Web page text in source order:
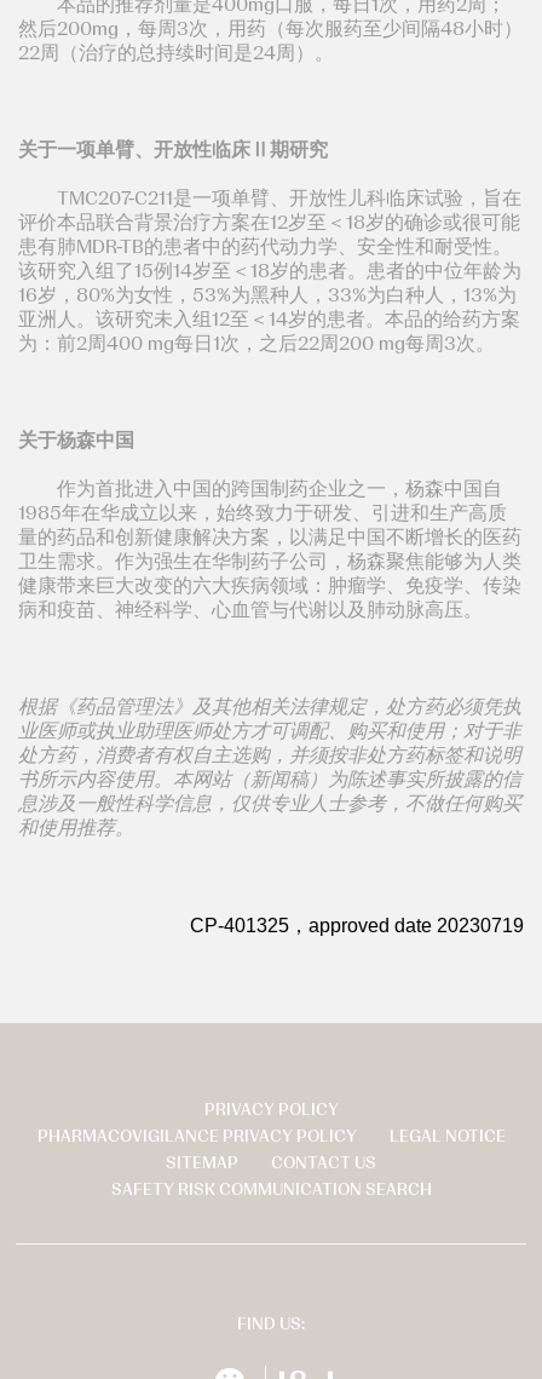
然后200mg，每周3次，用药（每次服药至少间隔48小时）
22周（治疗的总持续时间是24周）。
关于一项单臂、开放性临床Ⅱ期研究
TMC207-C211是一项单臂、开放性儿科临床试验，旨在
评价本品联合背景治疗方案在12岁至＜18岁的确诊或很可能
患有肺MDR-TB的患者中的药代动力学、安全性和耐受性。
该研究入组了15例14岁至＜18岁的患者。患者的中位年龄为
16岁，80%为女性，53%为黑种人，33%为白种人，13%为
亚洲人。该研究未入组12至＜14岁的患者。本品的给药方案
为：前2周400 mg每日1次，之后22周200 mg每周3次。
关于杨森中国
作为首批进入中国的跨国制药企业之一，杨森中国自
1985年在华成立以来，始终致力于研发、引进和生产高质
量的药品和创新健康解决方案，以满足中国不断增长的医药
卫生需求。作为强生在华制药子公司，杨森聚焦能够为人类
健康带来巨大改变的六大疾病领域：肿瘤学、免疫学、传染
病和疫苗、神经科学、心血管与代谢以及肺动脉高压。
根据《药品管理法》及其他相关法律规定，处方药必须凭执
业医师或执业助理医师处方才可调配、购买和使用；对于非
处方药，消费者有权自主选购，并须按非处方药标签和说明
书所示内容使用。本网站（新闻稿）为陈述事实所披露的信
息涉及一般性科学信息，仅供专业人士参考，不做任何购买
和使用推荐。
CP-401325，approved date 20230719
PRIVACY POLICY
PHARMACOVIGILANCE PRIVACY POLICY
LEGAL NOTICE
SITEMAP
CONTACT US
SAFETY RISK COMMUNICATION SEARCH
FIND US:
wechat